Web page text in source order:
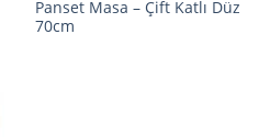
Panset Masa – Çift Katlı Düz
70cm